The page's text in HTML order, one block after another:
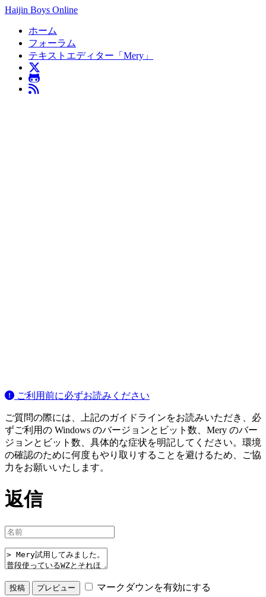
Haijin Boys Online
ホーム
フォーラム
テキストエディター「Mery」
ご利用前に必ずお読みください
ご質問の際には、上記のガイドラインをお読みいただき、必
ずご利用の Windows のバージョンとビット数、Mery のバー
ジョンとビット数、具体的な症状を明記してください。環境
の確認のために何度もやり取りすることを避けるため、ご協
力をお願いいたします。
返信
マークダウンを有効にする